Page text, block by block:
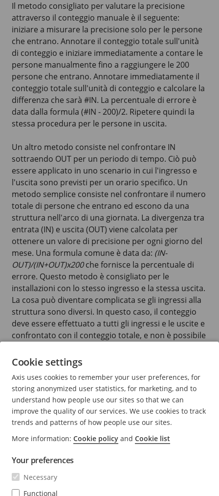
Il metodo consigliato per valutare la precisione
attraverso il conteggio manuale è il seguente:
iniziare a misurare la precisione solo per le persone
che entrano. Annotare il conteggio totale sull'unità
di conteggio e iniziare immediatamente a contare le
persone manualmente fino a raggiungere le 200
persone che entrano. Annotare immediatamente il
conteggio totale sull'unità di conteggio e calcolare la
differenza che sarà #IN. La percentuale di errore è
data dalla formula (#IN - 200)/2. Ripetere quindi la
stessa procedura per le persone in uscita.
Un altro metodo consiste nel confrontare IN
sottraendo OUT per un periodo di tempo. Ciò può
essere applicato in uno scenario in cui l'ingresso e
l'uscita sono previsti per un orario specifico. Un
metodo semplice consiste nel confrontare il numero
totale di persone che entrano ed escono da una
struttura nell'arco di una giornata. La divergenza tra
entrata (IN) e uscita (OUT) viene calcolata per
ottenere un valore di precisione per ogni giorno del
mese. Una formula comune è data da: (IN-
OUT)/(IN+OUT)x200che fornisce la percentuale di
errore. Questo metodo è consigliato per le
installazioni con lo stesso ingresso e la stessa uscita.
La cosa può diventare complicata se gli ingressi alla
struttura sono diversi. In questo caso, il conteggio
deve essere effettuato a tutti gli ingressi e le uscite e
confrontato con il conteggio totale, e non è possibile
specifica.
Supporto all'installazione
I manuali web forniscono indicazioni su come
installare AXIS Object Analytics per ottenere una
precisione di conteggio ottimale. Le pagine dei
prodotti su axis.com rimandano anche ad altre
risorse, ad esempio:
installazione, pianifica il posizionamento della
Cookie settings
Axis uses cookies to remember your user preferences, for
storing anonymized user statistics, for marketing, and to
understand how people use our sites so that we can
improve the quality of our services. We use cookies to track
trends and patterns of how people use our sites.
More information: Cookie policy and Cookie list
Your preferences
Necessary
Functional